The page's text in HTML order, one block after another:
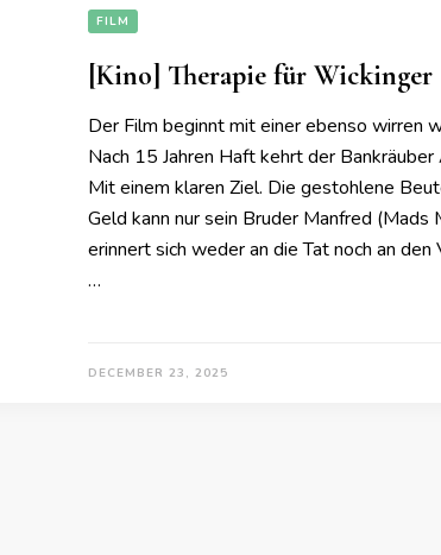
FILM
[Kino] Therapie für Wickinger
Der Film beginnt mit einer ebenso wirren
Nach 15 Jahren Haft kehrt der
Mit einem klaren Ziel. Die gestohlene
Geld kann nur sein Bruder Manfred
erinnert sich weder an die Tat noch an
…
DECEMBER 23, 2025